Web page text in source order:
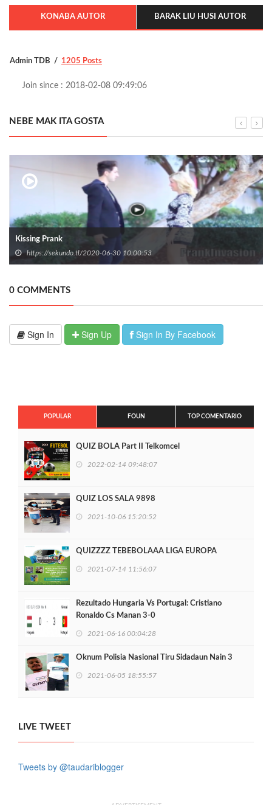
KONABA AUTOR BARAK LIU HUSI AUTOR
Admin TDB 1205 Posts
Join since : 2018-02-08 09:49:06
NEBE MAK ITA GOSTA
Kissing Prank
https://sekundo.tl/2020-06-30 10:00:53
0 COMMENTS
Sign In Sign Up Sign In By Facebook
POPULAR FOUN TOP COMENTARIO
QUIZ BOLA Part II Telkomcel
2022-02-14 09:48:07
QUIZ LOS SALA 9898
2021-10-06 15:20:52
QUIZZZZ TEBEBOLAAA LIGA EUROPA
2021-07-14 11:56:07
Rezultado Hungaria Vs Portugal: Cristiano
Ronaldo Cs Manan 3-0
2021-06-16 00:04:28
Oknum Polisia Nasional Tiru Sidadaun Nain 3
2021-06-05 18:55:57
LIVE TWEET
Tweets by @taudariblogger